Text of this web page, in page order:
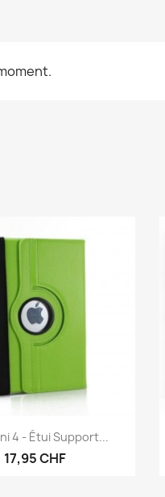
Aperçu rapide
4 - Étui Support...
17,95 CHF